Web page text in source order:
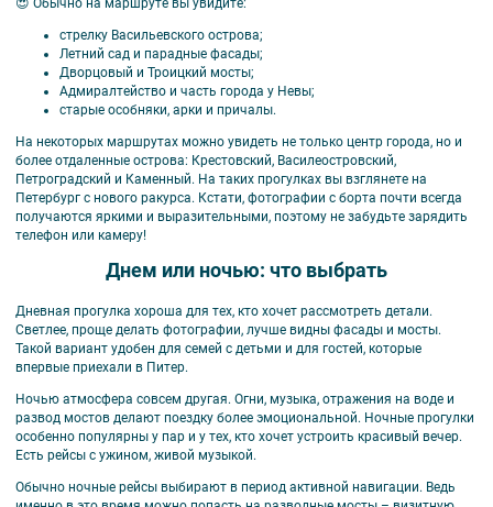
😍 Обычно на маршруте вы увидите:
стрелку Васильевского острова;
Летний сад и парадные фасады;
Дворцовый и Троицкий мосты;
Адмиралтейство и часть города у Невы;
старые особняки, арки и причалы.
На некоторых маршрутах можно увидеть не только центр города, но и
более отдаленные острова: Крестовский, Василеостровский,
Петроградский и Каменный. На таких прогулках вы взглянете на
Петербург с нового ракурса. Кстати, фотографии с борта почти всегда
получаются яркими и выразительными, поэтому не забудьте зарядить
телефон или камеру!
Днем или ночью: что выбрать
Дневная прогулка хороша для тех, кто хочет рассмотреть детали.
Светлее, проще делать фотографии, лучше видны фасады и мосты.
Такой вариант удобен для семей с детьми и для гостей, которые
впервые приехали в Питер.
Ночью атмосфера совсем другая. Огни, музыка, отражения на воде и
развод мостов делают поездку более эмоциональной. Ночные прогулки
особенно популярны у пар и у тех, кто хочет устроить красивый вечер.
Есть рейсы с ужином, живой музыкой.
Обычно ночные рейсы выбирают в период активной навигации. Ведь